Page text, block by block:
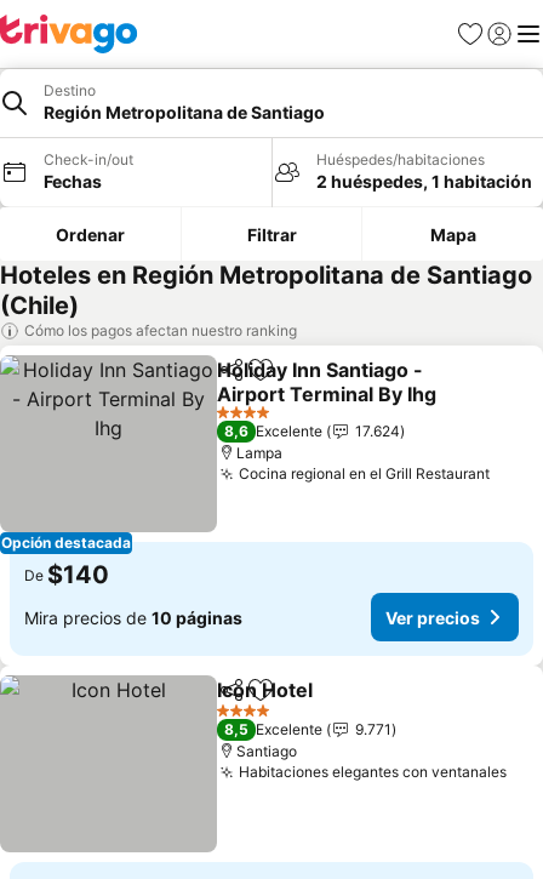
Favoritos
Iniciar
Destino
Región Metropolitana de Santiago
Check-in/out
Fechas
Huéspedes/habitaciones
2 huéspedes, 1 habitación
Ordenar Filtrar Mapa
Hoteles en Región Metropolitana de Santiago
(Chile)
Cómo los pagos afectan nuestro ranking
Opción destacada
CompartirAgregar a favoritos
Holiday Inn Santiago -
Airport Terminal By Ihg
4 Estrellas
8,6 Excelente
17.624
Lampa
Cocina regional en el Grill Restaurant
De $140
Mira precios de 10 páginas Ver precios
CompartirAgregar a favoritos
Icon Hotel
4 Estrellas
8,5 Excelente
9.771
Santiago
Habitaciones elegantes con ventanales